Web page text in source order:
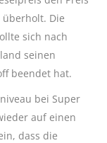
Die
sich nach
seinen
beendet hat.
bei Super
auf einen
dass die